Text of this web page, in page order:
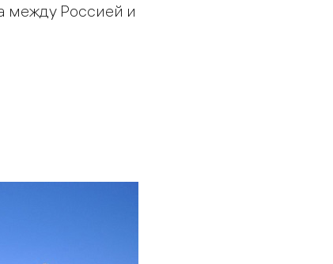
между Россией и